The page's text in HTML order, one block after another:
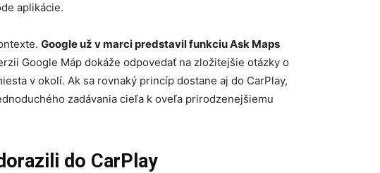
aplikácie.
Google už v marci predstavil funkciu Ask Maps
Google Máp dokáže odpovedať na zložitejšie otázky o
v okolí. Ak sa rovnaký princíp dostane aj do CarPlay,
zadávania cieľa k oveľa prirodzenejšiemu
do CarPlay